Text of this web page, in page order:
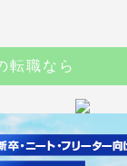
転職なら